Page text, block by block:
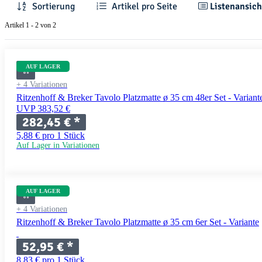
Sortierung Artikel pro Seite
Artikel 1 - 2 von 2
AUF LAGER
+ 4 Variationen
Ritzenhoff & Breker Tavolo Platzmatte ø 35 cm 48er Set -
UVP 383,52 €
282,45 € *
5,88 € pro 1 Stück
Auf Lager in Variationen
AUF LAGER
+ 4 Variationen
Ritzenhoff & Breker Tavolo Platzmatte ø 35 cm 6er Set - Variante
52,95 € *